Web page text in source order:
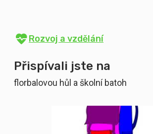
Rozvoj a vzdělání
Přispívali jste na
florbalovou hůl a školní batoh